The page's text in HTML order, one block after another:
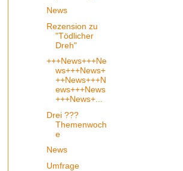
News
Rezension zu
"Tödlicher
Dreh"
+++News+++Ne
ws+++News+
++News+++N
ews+++News
+++News+...
Drei ???
Themenwoch
e
News
Umfrage